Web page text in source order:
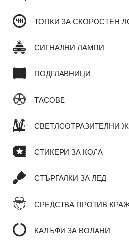
ТОПКИ ЗА СКОРОСТЕН
СИГНАЛНИ ЛАМПИ
ПОДГЛАВНИЦИ
ТАСОВЕ
СВЕТЛООТРАЗИТЕЛНИ
СТИКЕРИ ЗА КОЛА
СТЪРГАЛКИ ЗА ЛЕД
СРЕДСТВА ПРОТИВ
КАЛЪФИ ЗА ВОЛАНИ